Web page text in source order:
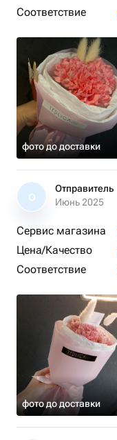
Соответствие
фото до доставки
О
Отправитель
Июнь 2025
Сервис магазина
Цена/Качество
Соответствие
фото до доставки